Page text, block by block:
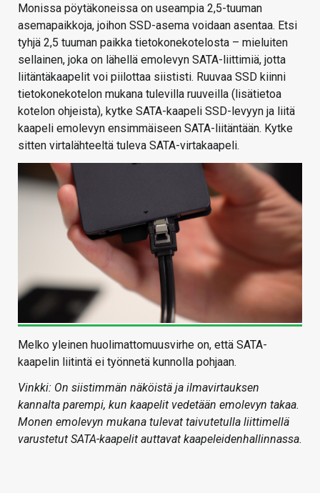
Monissa pöytäkoneissa on useampia 2,5-tuuman
asemapaikkoja, joihon SSD-asema voidaan asentaa. Etsi
tyhjä 2,5 tuuman paikka tietokonekotelosta – mieluiten
sellainen, joka on lähellä emolevyn SATA-liittimiä, jotta
liitäntäkaapelit voi piilottaa siististi. Ruuvaa SSD kiinni
tietokonekotelon mukana tulevilla ruuveilla (lisätietoa
kotelon ohjeista), kytke SATA-kaapeli SSD-levyyn ja liitä
kaapeli emolevyn ensimmäiseen SATA-liitäntään. Kytke
sitten virtalähteeltä tuleva SATA-virtakaapeli.
Melko yleinen huolimattomuusvirhe on, että SATA-
kaapelin liitintä ei työnnetä kunnolla pohjaan.
Vinkki: On siistimmän näköistä ja ilmavirtauksen
kannalta parempi, kun kaapelit vedetään emolevyn takaa.
Monen emolevyn mukana tulevat taivutetulla liittimellä
varustetut SATA-kaapelit auttavat kaapeleidenhallinnassa.